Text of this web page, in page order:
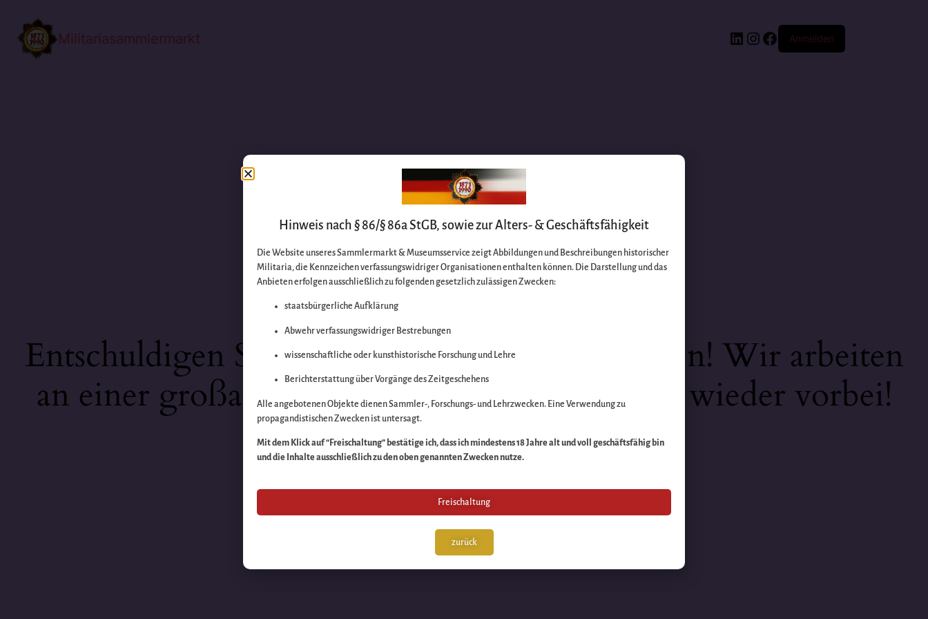
Militariasammlermarkt Anmelden
Entschuldigen Sie bitte die Unannehmlichkeiten! Wir arbeiten
an einer großartigen Sache – schauen Sie bald wieder vorbei!
Hinweis nach § 86/§ 86a StGB, sowie zur Alters- & Geschäftsfähigkeit
Die Website unseres Sammlermarkt & Museumsservice zeigt Abbildungen und Beschreibungen historischer
Militaria, die Kennzeichen verfassungswidriger Organisationen enthalten können. Die Darstellung und das
Anbieten erfolgen ausschließlich zu folgenden gesetzlich zulässigen Zwecken:
staatsbürgerliche Aufklärung
Abwehr verfassungswidriger Bestrebungen
wissenschaftliche oder kunsthistorische Forschung und Lehre
Berichterstattung über Vorgänge des Zeitgeschehens
Alle angebotenen Objekte dienen Sammler-, Forschungs- und Lehrzwecken. Eine Verwendung zu
propagandistischen Zwecken ist untersagt.
Mit dem Klick auf “Freischaltung” bestätige ich, dass ich mindestens 18 Jahre alt und voll geschäftsfähig bin
und die Inhalte ausschließlich zu den oben genannten Zwecken nutze.
Freischaltung
zurück